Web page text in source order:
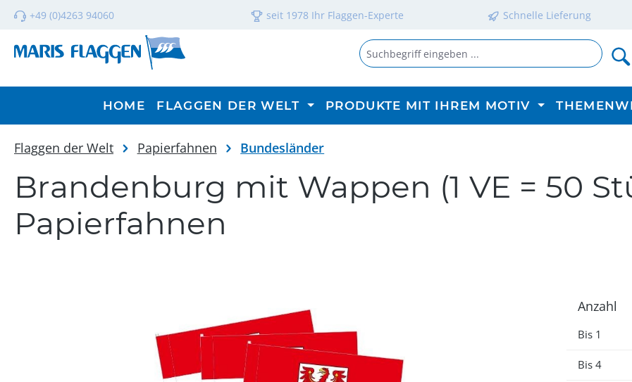
Hauptinhalt springen
Zur Suche springen
Zur Hauptnavigation springen
+49 (0)4263 94060 seit 1978 Ihr Flaggen-Experte Schnelle Lieferung
HOME FLAGGEN DER WELT PRODUKTE MIT IHREM MOTIV
Flaggen der Welt Papierfahnen Bundesländer
Brandenburg mit Wappen (1 VE = 50
Papierfahnen
Anzahl
Bis 1
Bis4